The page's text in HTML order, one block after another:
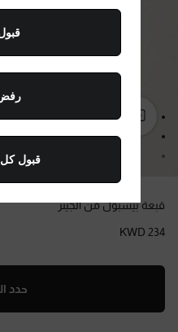
قبول كل
انتقال إلى الصورة 1
قبعة بيسبول من الجينز
KWD 234
حدد